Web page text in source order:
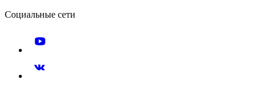
Социальные сети